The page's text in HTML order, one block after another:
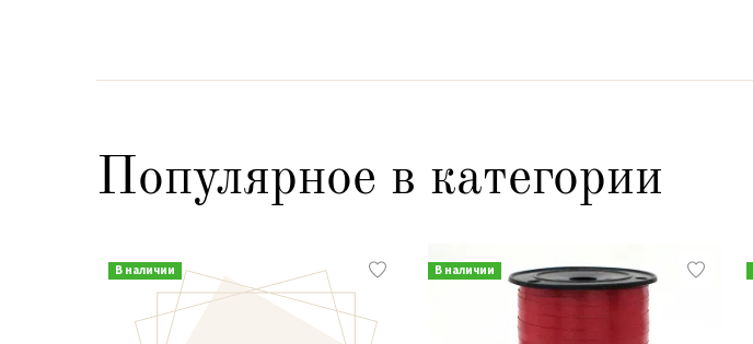
Популярное в категории
В наличии В наличии